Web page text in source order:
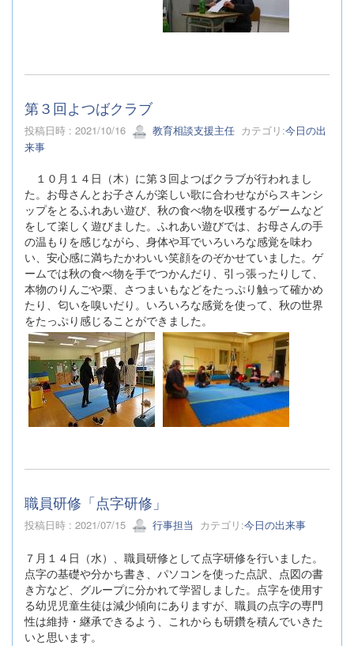
第３回よつばクラブ
投稿日時 : 2021/10/16 教育相談支援主任 カテゴリ:今日の出
来事
１０月１４日（木）に第３回よつばクラブが行われまし
た。お母さんとお子さんが楽しい歌に合わせながらスキンシ
ップをとるふれあい遊び、秋の食べ物を収穫するゲームなど
をして楽しく遊びました。ふれあい遊びでは、お母さんの手
の温もりを感じながら、身体や耳でいろいろな感覚を味わ
い、安心感に満ちたかわいい笑顔をのぞかせていました。ゲ
ームでは秋の食べ物を手でつかんだり、引っ張ったりして、
本物のりんごや栗、さつまいもなどをたっぷり触って確かめ
たり、匂いを嗅いだり。いろいろな感覚を使って、秋の世界
をたっぷり感じることができました。
職員研修「点字研修」
投稿日時 : 2021/07/15 行事担当 カテゴリ:今日の出来事
７月１４日（水）、職員研修として点字研修を行いました。
点字の基礎や分かち書き、パソコンを使った点訳、点図の書
き方など、グループに分かれて学習しました。点字を使用す
る幼児児童生徒は減少傾向にありますが、職員の点字の専門
性は維持・継承できるよう、これからも研鑽を積んでいきた
いと思います。